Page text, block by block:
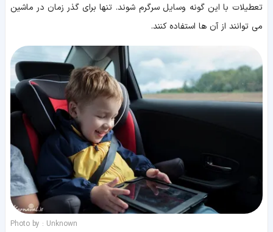
تعطیلات با این گونه وسایل سرگرم شوند. تنها برای گذر زمان در ماشین
می توانند از آن ها استفاده کنند.
Photo by : Unknown